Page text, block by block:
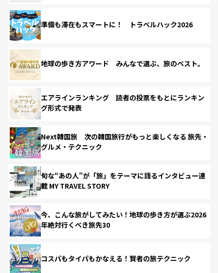
準備も滞在もスマートに！ トラベルハック2026
地球の歩き方アワード みんなで選ぶ、旅のベスト。
エアラインランキング 読者の投票をもとにランキン
グ形式で発表
Next韓国旅 次の韓国旅行がもっと楽しくなる 旅先・
グルメ・テクニック
旬な“あの人”が「旅」をテーマに語るインタビュー連
載 MY TRAVEL STORY
今、こんな旅がしてみたい！地球の歩き方が選ぶ2026
年絶対行くべき旅先30
コスパもタイパもかなえる！賢者の旅テクニック